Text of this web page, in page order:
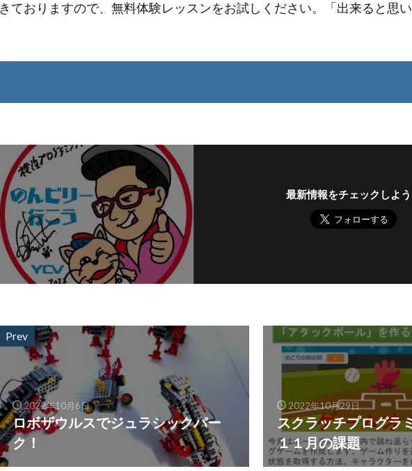
きておりますので、無料体験レッスンをお試しください。「出来ると思
最新情報をチェックしよ
Prev
2022年10月6日
ロボザウルスでジュラシックパー
ク！
2022年10月29日
スクラッチプログラ
１１月の課題